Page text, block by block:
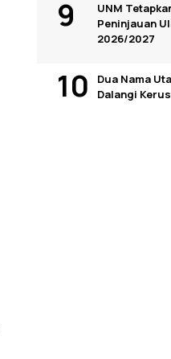
UNM
Peninjauan
2026/2027
Dua Nama
Dalangi